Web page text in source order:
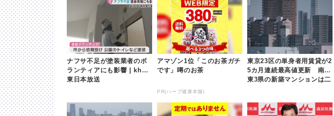
ナフサ不足が塗装業者のボ
ランティアにも影響 | khb
東日本放送
アマゾン1位「このお茶ガチ
です」噂のお茶
PR(ハーブ健康本舗)
東京23区の単身者用賃貸が2
5カ月連続最高値更新 南関
東3県の新築マンションは二